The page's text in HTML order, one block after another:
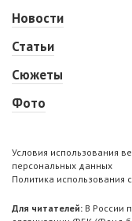
Новости
Статьи
Сюжеты
Фото
Условия использования
персональных данных
Политика использования
Для читателей: В России